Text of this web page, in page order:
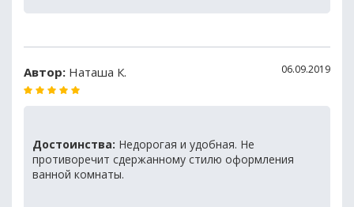
Автор: Наташа К. 06.09.2019
Достоинства: Недорогая и удобная. Не
противоречит сдержанному стилю оформления
ванной комнаты.